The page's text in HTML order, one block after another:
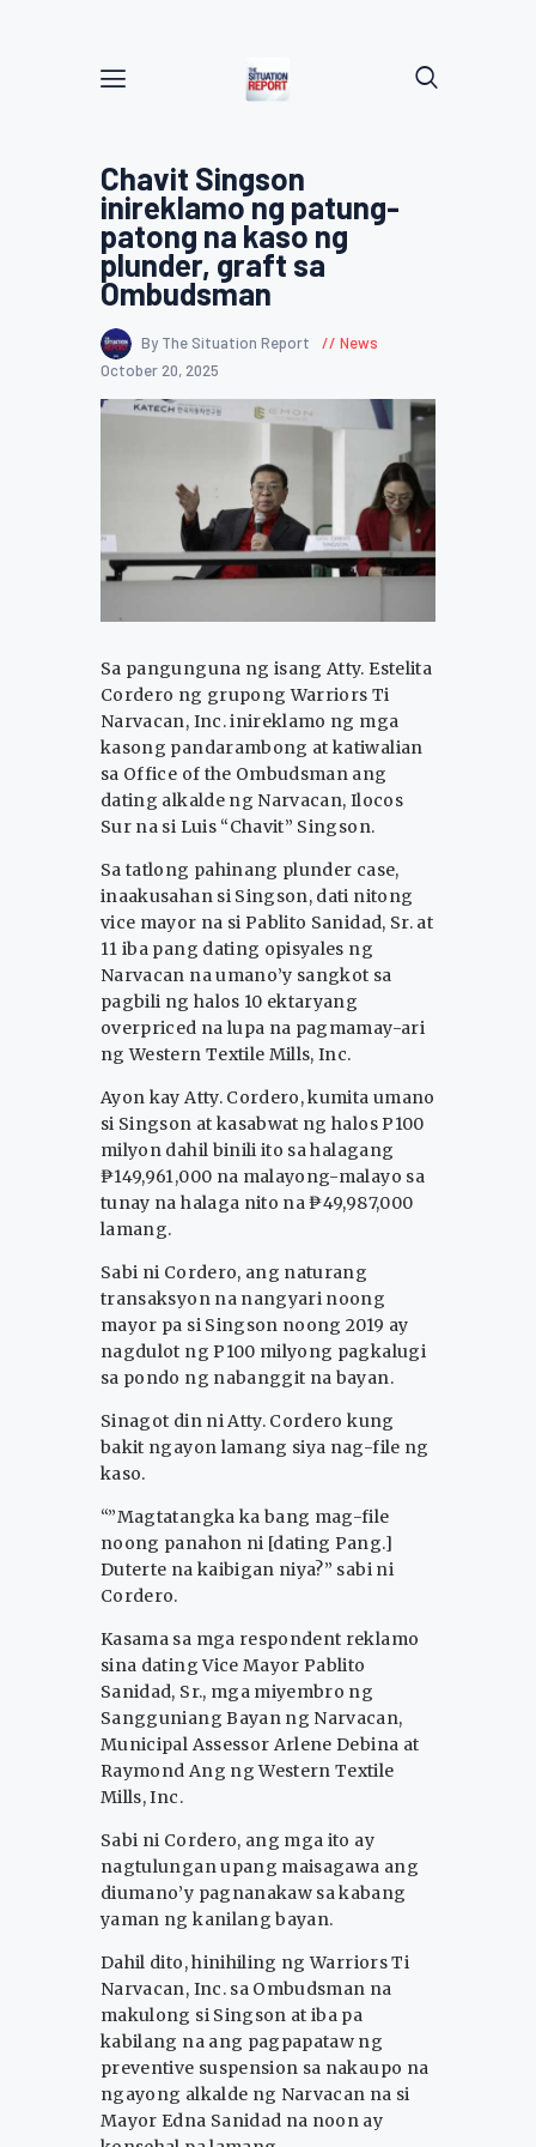
Chavit Singson
inireklamo ng patung-
patong na kaso ng
plunder, graft sa
Ombudsman
By The Situation Report
News
October 20, 2025
Sa pangunguna ng isang Atty. Estelita
Cordero ng grupong Warriors Ti
Narvacan, Inc. inireklamo ng mga
kasong pandarambong at katiwalian
sa Office of the Ombudsman ang
dating alkalde ng Narvacan, Ilocos
Sur na si Luis “Chavit” Singson.
Sa tatlong pahinang plunder case,
inaakusahan si Singson, dati nitong
vice mayor na si Pablito Sanidad, Sr. at
11 iba pang dating opisyales ng
Narvacan na umano’y sangkot sa
pagbili ng halos 10 ektaryang
overpriced na lupa na pagmamay-ari
ng Western Textile Mills, Inc.
Ayon kay Atty. Cordero, kumita umano
si Singson at kasabwat ng halos P100
milyon dahil binili ito sa halagang
₱149,961,000 na malayong-malayo sa
tunay na halaga nito na ₱49,987,000
lamang.
Sabi ni Cordero, ang naturang
transaksyon na nangyari noong
mayor pa si Singson noong 2019 ay
nagdulot ng P100 milyong pagkalugi
sa pondo ng nabanggit na bayan.
Sinagot din ni Atty. Cordero kung
bakit ngayon lamang siya nag-file ng
kaso.
“”Magtatangka ka bang mag-file
noong panahon ni [dating Pang.]
Duterte na kaibigan niya?” sabi ni
Cordero.
Kasama sa mga respondent reklamo
sina dating Vice Mayor Pablito
Sanidad, Sr., mga miyembro ng
Sangguniang Bayan ng Narvacan,
Municipal Assessor Arlene Debina at
Raymond Ang ng Western Textile
Mills, Inc.
Sabi ni Cordero, ang mga ito ay
nagtulungan upang maisagawa ang
diumano’y pagnanakaw sa kabang
yaman ng kanilang bayan.
Dahil dito, hinihiling ng Warriors Ti
Narvacan, Inc. sa Ombudsman na
makulong si Singson at iba pa
kabilang na ang pagpapataw ng
preventive suspension sa nakaupo na
ngayong alkalde ng Narvacan na si
Mayor Edna Sanidad na noon ay